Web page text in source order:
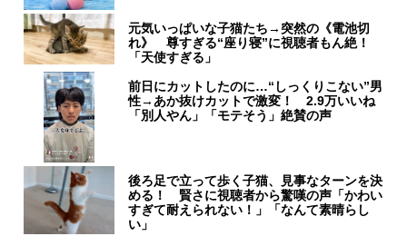
元気いっぱいな子猫たち→突然の《電池切
れ》 尊すぎる“座り寝”に視聴者もん絶！
「天使すぎる」
前日にカットしたのに…“しっくりこない”男
性→あか抜けカットで激変！ 2.9万いいね
「別人やん」「モテそう」絶賛の声
後ろ足で立って歩く子猫、見事なターンを決
める！ 賢さに視聴者から驚嘆の声「かわい
すぎて耐えられない！」「なんて素晴らし
い」